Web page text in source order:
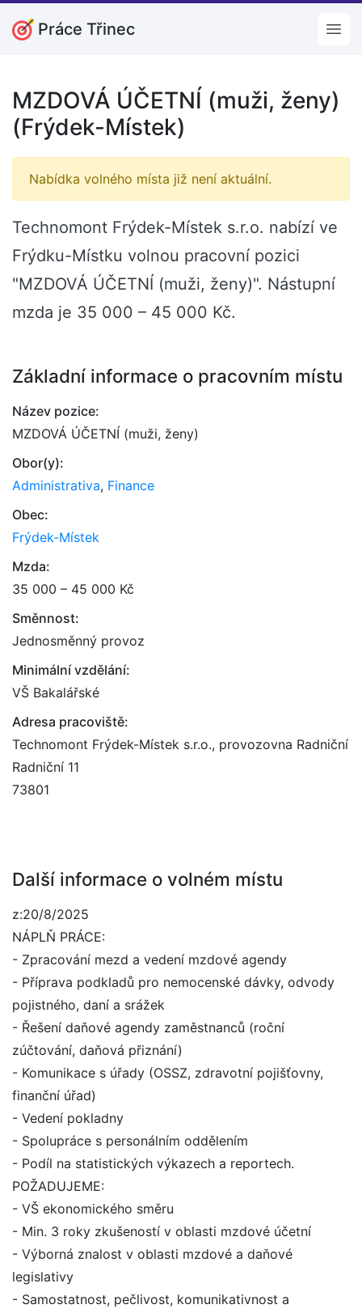
Práce Třinec
MZDOVÁ ÚČETNÍ (muži, ženy)
(Frýdek-Místek)
Nabídka volného místa již není aktuální.
Technomont Frýdek-Místek s.r.o. nabízí ve
Frýdku-Místku volnou pracovní pozici
"MZDOVÁ ÚČETNÍ (muži, ženy)". Nástupní
mzda je 35 000 – 45 000 Kč.
Základní informace o pracovním místu
Název pozice:
MZDOVÁ ÚČETNÍ (muži, ženy)
Obor(y):
Administrativa, Finance
Obec:
Frýdek-Místek
Mzda:
35 000 – 45 000 Kč
Směnnost:
Jednosměnný provoz
Minimální vzdělání:
VŠ Bakalářské
Adresa pracoviště:
Technomont Frýdek-Místek s.r.o., provozovna Radniční
Radniční 11
73801
Další informace o volném místu
z:20/8/2025
NÁPLŇ PRÁCE:
- Zpracování mezd a vedení mzdové agendy
- Příprava podkladů pro nemocenské dávky, odvody
pojistného, daní a srážek
- Řešení daňové agendy zaměstnanců (roční
zúčtování, daňová přiznání)
- Komunikace s úřady (OSSZ, zdravotní pojišťovny,
finanční úřad)
- Vedení pokladny
- Spolupráce s personálním oddělením
- Podíl na statistických výkazech a reportech.
POŽADUJEME:
- VŠ ekonomického směru
- Min. 3 roky zkušeností v oblasti mzdové účetní
- Výborná znalost v oblasti mzdové a daňové
legislativy
- Samostatnost, pečlivost, komunikativnost a